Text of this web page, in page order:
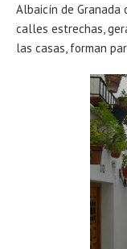
Albaicín de Granada
calles estrechas,
las casas, forman